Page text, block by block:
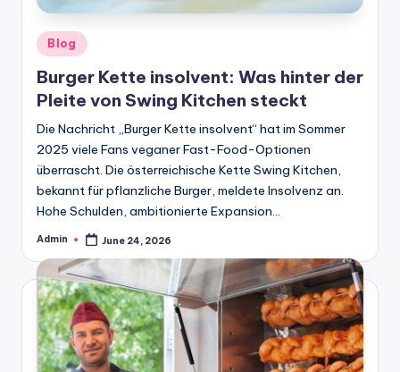
Posted
in
Blog
Burger Kette insolvent: Was hinter der
Pleite von Swing Kitchen steckt
Die Nachricht „Burger Kette insolvent“ hat im Sommer
2025 viele Fans veganer Fast-Food-Optionen
überrascht. Die österreichische Kette Swing Kitchen,
bekannt für pflanzliche Burger, meldete Insolvenz an.
Hohe Schulden, ambitionierte Expansion…
Posted
Admin June 24, 2026